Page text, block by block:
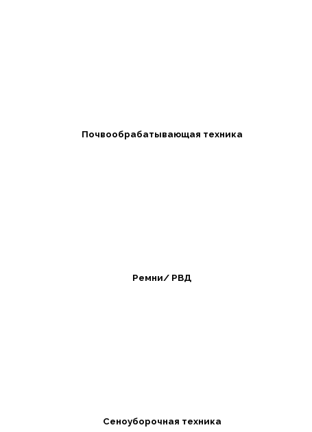
Почвообрабатывающая техника
Ремни/ РВД
Сеноуборочная техника